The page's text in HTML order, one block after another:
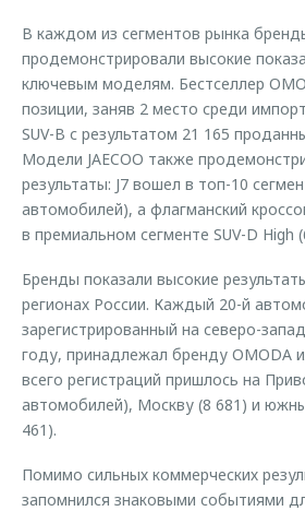
В каждом из сегментов рынка
продемонстрировали высокие
ключевым моделям. Бестселлер
позиции, заняв 2 место среди
SUV-B с результатом 21 165
Модели JAECOO также
результаты: J7 вошел в топ-10
автомобилей), а флагманский
в премиальном сегменте SUV-D High
Бренды показали высокие
регионах России. Каждый 20-й
зарегистрированный на северо-
году, принадлежал бренду OMODA
всего регистраций пришлось на
автомобилей), Москву (8 681) и
461).
Помимо сильных коммерческих
запомнился знаковыми событиями